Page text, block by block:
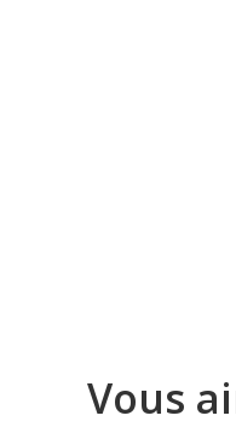
Vous